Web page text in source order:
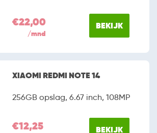
€22,00
/mnd
BEKIJK
XIAOMI REDMI NOTE 14
256GB opslag, 6.67 inch, 108MP
€12,25 BEKIJK